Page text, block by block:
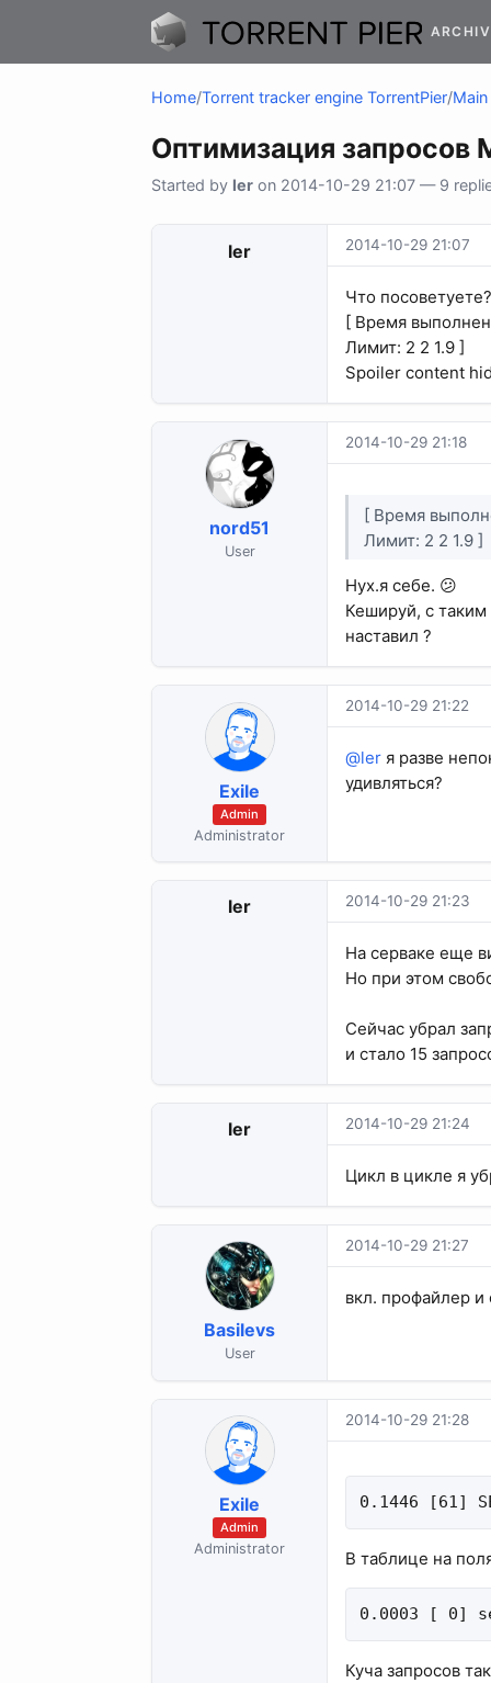
Home/Torrent tracker engine TorrentPier/
Оптимизация запросов
Started by ler on 2014-10-29 21:07 — 9
ler 2014-10-29 21:07
Что посоветуете?
[ Время
Лимит: 2 2 1.9 ]
Spoiler content
nord51
User
2014-10-29 21:18
[ Время
Лимит: 2 2 1.9 ]
Нух.я себе. 😕
Кешируй, с
наставил ?
Exile
Admin
Administrator
2014-10-29 21:22
@ler я разве
удивляться?
ler 2014-10-29 21:23
На серваке еще
Но при этом
Сейчас убрал
и стало 15
ler 2014-10-29 21:24
Цикл в цикле я
Basilevs
User
2014-10-29 21:27
вкл. профайлер
Exile
Admin
Administrator
2014-10-29 21:28
0.1446 [61]
В таблице на
0.0003 [ 0]
Куча запросов